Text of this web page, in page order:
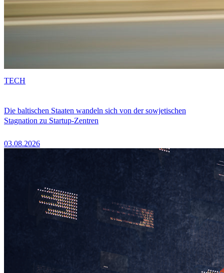
Die baltischen Staaten wandeln sich von der sowjetischen
Stagnation zu Startup-Zentren
03.08.2026
TECH